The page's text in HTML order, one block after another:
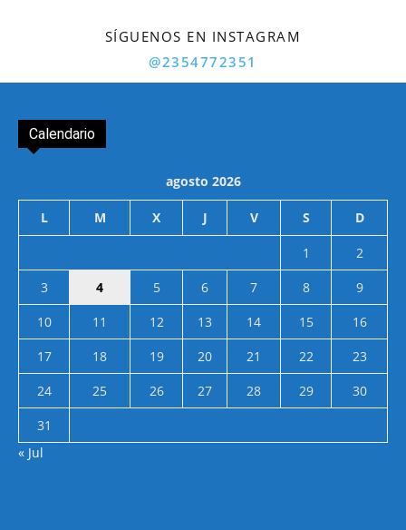
SÍGUENOS EN INSTAGRAM
@2354772351
Calendario
agosto 2026
L M X J V S D
1
2
3
4 5 6 7 8
9
10
11 12 13 14 15
16
17
18 19 20 21 22
23
24
25 26 27 28 29
30
31
« Jul